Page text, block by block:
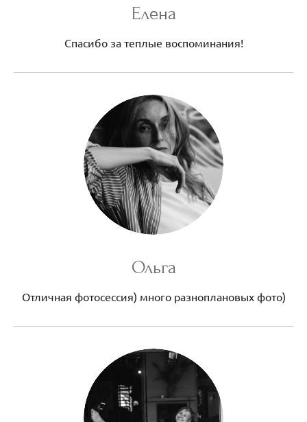
Елена
Спасибо за теплые воспоминания!
Ольга
Отличная фотосессия) много разноплановых фото)